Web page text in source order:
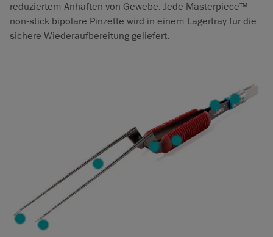
reduziertem Anhaften von Gewebe. Jede Masterpiece™
non-stick bipolare Pinzette wird in einem Lagertray für die
sichere Wiederaufbereitung geliefert.